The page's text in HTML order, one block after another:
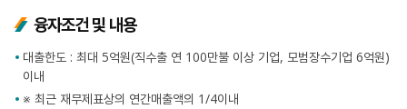
융자조건 및 내용
대출한도 : 최대 5억원(직수출 연 100만불 이상 기업, 모범장수기업 6억원)
이내
※ 최근 재무제표상의 연간매출액의 1/4이내